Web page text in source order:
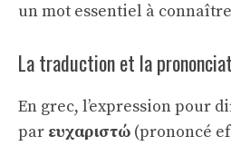
un mot essentiel à
La traduction et la
En grec, l’expression pour
par ευχαριστώ (prononcé